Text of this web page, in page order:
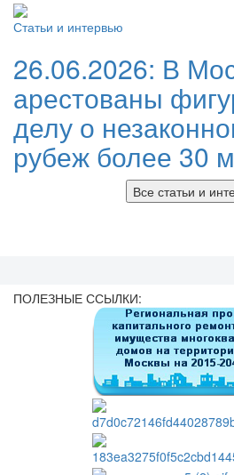
Статьи и интервью
26.06.2026: В
арестованы
делу о
рубеж более 30
Все статьи и
ПОЛЕЗНЫЕ ССЫЛКИ: